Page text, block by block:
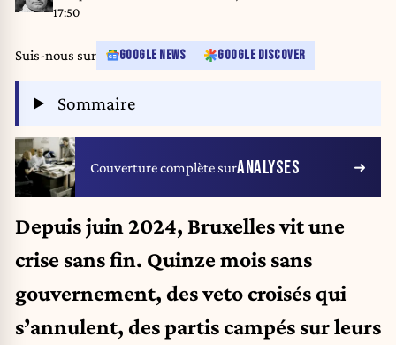
17:50
Suis-nous sur GOOGLE NEWS GOOGLE DISCOVER
Sommaire
Couverture complète surANALYSES
Depuis juin 2024, Bruxelles vit une
crise sans fin. Quinze mois sans
gouvernement, des veto croisés qui
s’annulent, des partis campés sur leurs